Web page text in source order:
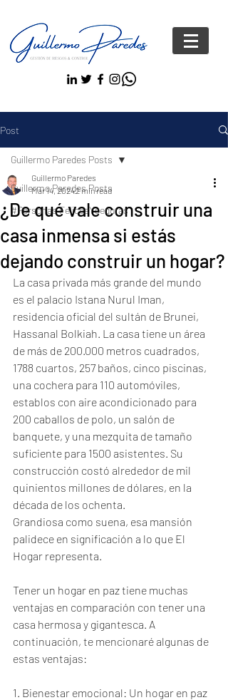
Post
Guillermo Paredes Posts
#Personas FelicesYseguras
Guillermo Paredes Posts
¿De qué vale construir una
casa inmensa si estás
dejando construir un hogar?
Guillermo Paredes
Mar 14, 20242 min read
La casa privada más grande del mundo
es el palacio Istana Nurul Iman,
residencia oficial del sultán de Brunei,
Hassanal Bolkiah. La casa tiene un área
de más de 200.000 metros cuadrados,
1788 cuartos, 257 baños, cinco piscinas,
una cochera para 110 automóviles,
establos con aire acondicionado para
200 caballos de polo, un salón de
banquete, y una mezquita de tamaño
suficiente para 1500 asistentes. Su
construcción costó alrededor de mil
quinientos millones de dólares, en la
década de los ochenta.
Grandiosa como suena, esa mansión
palidece en significación a lo que El
Hogar representa.
Tener un hogar en paz tiene muchas
ventajas en comparación con tener una
casa hermosa y gigantesca. A
continuación, te mencionaré algunas de
estas ventajas:
1. Bienestar emocional: Un hogar en paz